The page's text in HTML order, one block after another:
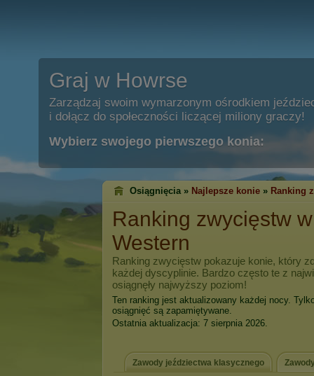
Graj w Howrse
Zarządzaj swoim wymarzonym ośrodkiem
i dołącz do społeczności liczącej miliony graczy!
Wybierz swojego pierwszego konia:
Osiągnięcia » Najlepsze konie » Ranking
Ranking zwycięstw
Western
Ranking zwycięstw pokazuje konie, który
każdej dyscyplinie. Bardzo często te z
osiągnęły najwyższy poziom!
Ten ranking jest aktualizowany każdej nocy.
osiągnięć są zapamiętywane.
Ostatnia aktualizacja: 7 sierpnia 2026.
Zawody jeździectwa klasycznego